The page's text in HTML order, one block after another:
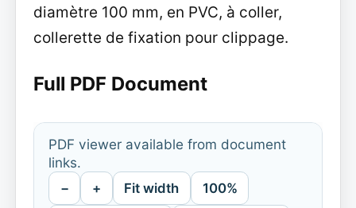
diamètre 100 mm, en PVC, à coller,
collerette de fixation pour clippage.
Full PDF Document
PDF viewer available from document
links.
− + Fit width 100%